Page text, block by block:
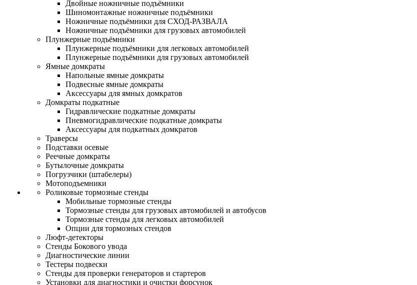
Двойные ножничные подъёмники
Шиномонтажные ножничные подъёмники
Ножничные подъёмники для СХОД-РАЗВАЛА
Ножничные подъёмники для грузовых автомобилей
Плунжерные подъёмники
Плунжерные подъёмники для легковых автомобилей
Плунжерные подъёмники для грузовых автомобилей
Ямные домкраты
Напольные ямные домкраты
Подвесные ямные домкраты
Аксессуары для ямных домкратов
Домкраты подкатные
Гидравлические подкатные домкраты
Пневмогидравлические подкатные домкраты
Аксессуары для подкатных домкратов
Траверсы
Подставки осевые
Реечные домкраты
Бутылочные домкраты
Погрузчики (штабелеры)
Мотоподъемники
Роликовые тормозные стенды
Мобильные тормозные стенды
Тормозные стенды для грузовых автомобилей и автобусов
Тормозные стенды для легковых автомобилей
Опции для тормозных стендов
Люфт-детекторы
Стенды Бокового увода
Диагностические линии
Тестеры подвески
Стенды для проверки генераторов и стартеров
Установки для диагностики и очистки форсунок